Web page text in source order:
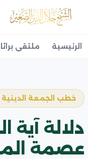
الرئيسية ملتقى
خطب الجمعة الدينية
دلالة آية
عصمة